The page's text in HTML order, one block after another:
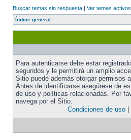
Buscar temas sin respuesta | Ver temas activos
Índice general
Para autenticarse debe estar
segundos y le permitirá un amplio
Sitio puede además otorgar permisos
Antes de identificarse asegúrese de
de uso y políticas relacionadas. Por
navega por el Sitio.
Condiciones de uso|